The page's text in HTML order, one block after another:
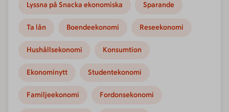
Lyssna på Snacka ekonomiska Sparande
Ta lån Boendeekonomi Reseekonomi
Hushållsekonomi Konsumtion
Ekonominytt Studentekonomi
Familjeekonomi Fordonsekonomi